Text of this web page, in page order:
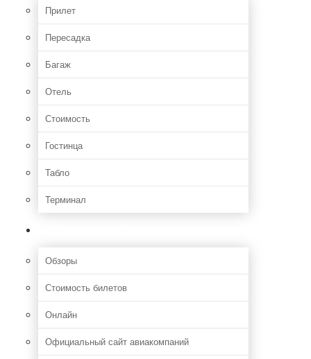
Прилет
Пересадка
Багаж
Отель
Стоимость
Гостинца
Табло
Терминал
Обзоры
Стоимость билетов
Онлайн
Официальный сайт авиакомпаний